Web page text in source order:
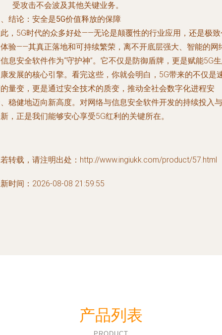
受攻击不会波及其他关键业务。
结论：安全是5G价值释放的保障
，5G时代的众多好处——无论是颠覆性的行业应用，还是极
验——其真正落地和可持续繁荣，离不开底层强大、智能的网
息安全软件作为“守护神”。它不仅是防御盾牌，更是赋能5G
发展的核心引擎。看完这些，你就会明白，5G带来的不仅是
量变，更是通过安全技术的质变，推动全社会数字化进程安
稳健地迈向新高度。对网络与信息安全软件开发的持续投入与
，正是我们能够安心享受5G红利的关键所在。
转载，请注明出处：http://www.ingiukk.com/product/57.html
时间：2026-08-08 21:59:55
产品列表